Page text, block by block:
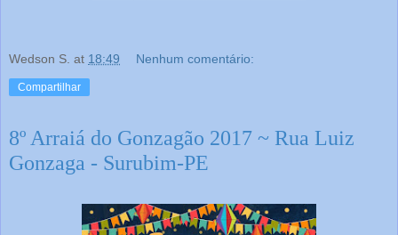
Wedson S. at 18:49 Nenhum comentário:
Compartilhar
8º Arraiá do Gonzagão 2017 ~ Rua Luiz
Gonzaga - Surubim-PE